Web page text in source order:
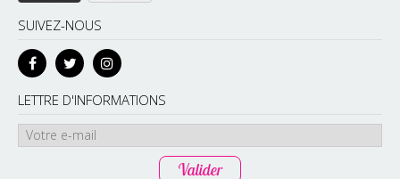
Publié le 27/06/2020
SUIVEZ-NOUS
LETTRE D'INFORMATIONS